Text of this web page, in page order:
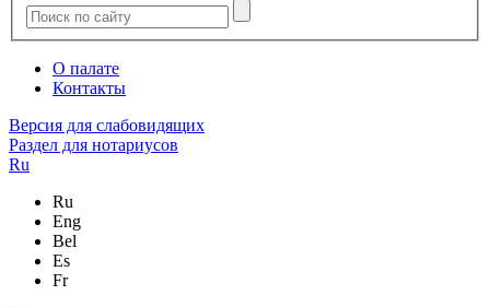
О палате
Контакты
Версия для слабовидящих
Раздел для нотариусов
Ru
Ru
Eng
Bel
Es
Fr